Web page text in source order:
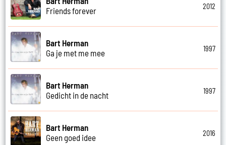
Friends forever
2012
Bart Herman
Ga je met me mee
1997
Bart Herman
Gedicht in de nacht
1997
Bart Herman
Geen goed idee
2016